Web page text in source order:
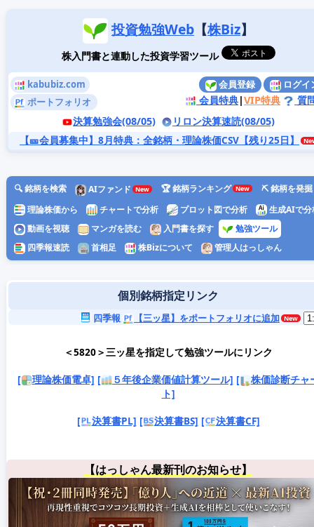
投資勉強Web 【株Biz】
株入門書と連動した投資学習ツール
kabubiz.com
ポートフォリオ
会員登録 ログイ
会員特典|VIP特典
質
決算勉強会(08/05)
リロン決算速読(08/05)
【🎫会員募集中】8月特典 ：全銘柄・理論株価CSV【残り25日】
🔍 銘柄を検索 AIファンド 🏆 銘柄ランキング
⛏️ 銘柄を発掘
理論株価から
チャートで分析 プロット図で分析
生成AIで分
動画を視聴
マンガを読む 入門書を探す
勉強ツール
四季報速読
首相足 株Bizについて 管理人はっしゃん
個別銘柄指定リンク
四季報 【三ッ星】をポートフォリオに追加
＜5820＞三ッ星を指定して勉強ツールにリンク
[ 理論株価電卓] [ ５年後企業価値計算ツール] [
株価診断チャ
ト]
[ 決算書PL] [ 決算書BS] [ 決算書CF]
【はっしゃん最新刊のお知らせ】